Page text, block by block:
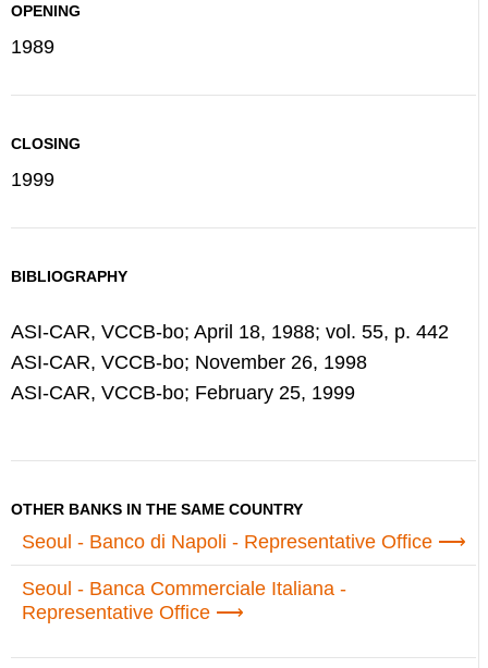
OPENING
1989
CLOSING
1999
BIBLIOGRAPHY
ASI-CAR, VCCB-bo; April 18, 1988; vol. 55, p. 442
ASI-CAR, VCCB-bo; November 26, 1998
ASI-CAR, VCCB-bo; February 25, 1999
OTHER BANKS IN THE SAME COUNTRY
Seoul - Banco di Napoli - Representative Office
Seoul - Banca Commerciale Italiana -
Representative Office